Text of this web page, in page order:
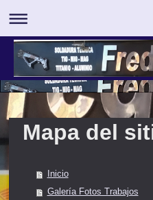
Mapa del
Inicio
Galería Fotos Trabajos